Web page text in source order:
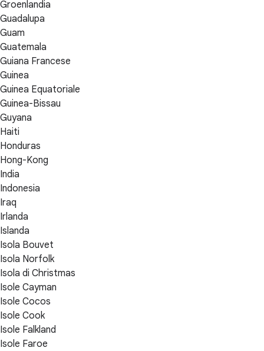
Groenlandia
Guadalupa
Guam
Guatemala
Guiana Francese
Guinea
Guinea Equatoriale
Guinea-Bissau
Guyana
Haiti
Honduras
Hong-Kong
India
Indonesia
Iraq
Irlanda
Islanda
Isola Bouvet
Isola Norfolk
Isola di Christmas
Isole Cayman
Isole Cocos
Isole Cook
Isole Falkland
Isole Faroe